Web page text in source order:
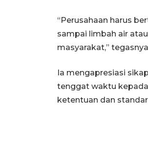
“Perusahaan harus
sampai limbah air
masyarakat,”
Ia mengapresiasi
tenggat waktu
ketentuan dan